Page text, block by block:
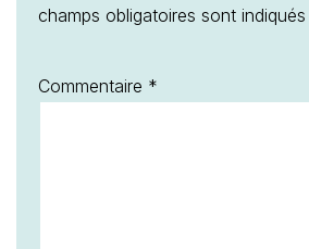
champs obligatoires sont
Commentaire *